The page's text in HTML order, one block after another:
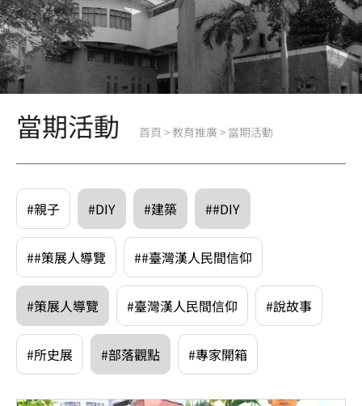
當期活動 首頁 >教育推廣 > 當期活動
#親子 #DIY #建築 ##DIY
##策展人導覽 ##臺灣漢人民間信仰
#策展人導覽 #臺灣漢人民間信仰 #說故事
#所史展 #部落觀點 #專家開箱